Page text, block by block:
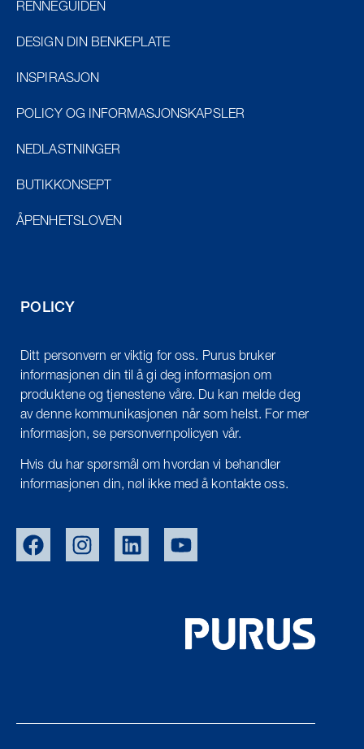
RENNEGUIDEN
DESIGN DIN BENKEPLATE
INSPIRASJON
POLICY OG INFORMASJONSKAPSLER
NEDLASTNINGER
BUTIKKONSEPT
ÅPENHETSLOVEN
POLICY
Ditt personvern er viktig for oss. Purus bruker
informasjonen din til å gi deg informasjon om
produktene og tjenestene våre. Du kan melde deg
av denne kommunikasjonen når som helst. For mer
informasjon, se personvernpolicyen vår.
Hvis du har spørsmål om hvordan vi behandler
informasjonen din, nøl ikke med å kontakte oss.